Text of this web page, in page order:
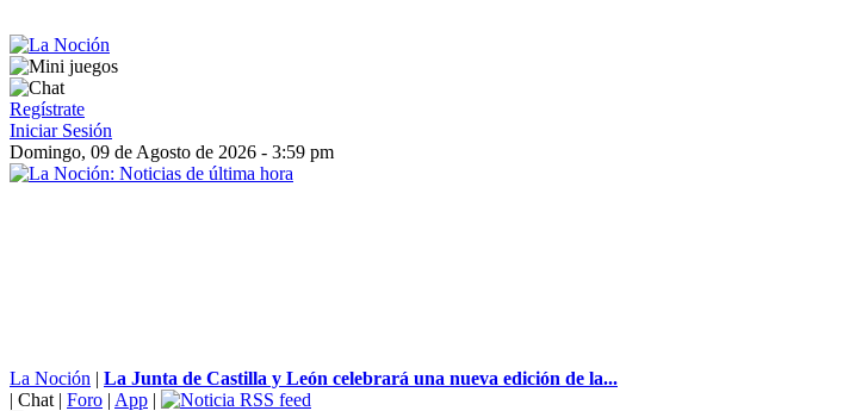
Regístrate
Iniciar Sesión
Domingo, 09 de Agosto de 2026 - 3:59 pm
La Noción | La Junta de Castilla y León celebrará una nueva edición de la...
| Chat | Foro | App |